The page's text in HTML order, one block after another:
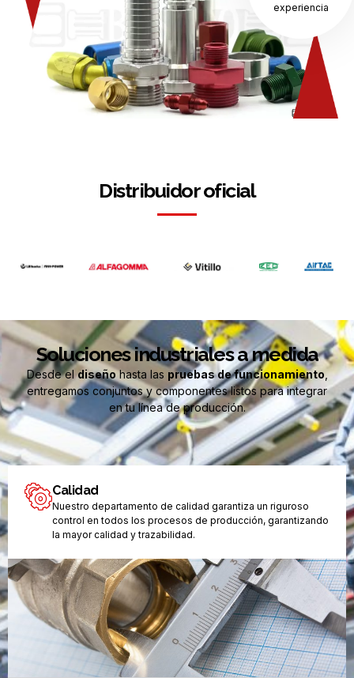
experiencia
Distribuidor oficial
Soluciones industriales a medida
Desde eldiseñohasta las pruebas de funcionamiento,
entregamos conjuntos y componentes listos para integrar
en tu línea de producción.
Calidad
Nuestro departamento de calidad garantiza un riguroso
control en todos los procesos de producción, garantizando
la mayor calidad y trazabilidad.